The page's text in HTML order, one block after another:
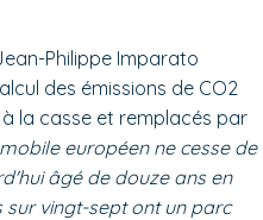
Philippe Imparato
des émissions de CO2
la casse et remplacés par
européen ne cesse de
âgé de douze ans en
vingt-sept ont un parc